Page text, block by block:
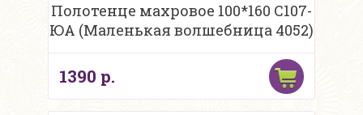
Полотенце махровое 100*160 С107-
ЮА (Маленькая волшебница 4052)
1390 р.